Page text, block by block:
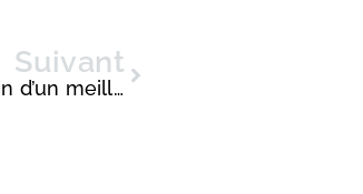
Suivant
4 signes que votre salle de conférence a besoin d’un meilleur système audiovisuel